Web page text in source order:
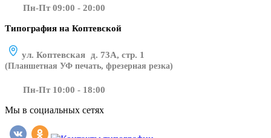
Пн-Пт 09:00 - 20:00
Типография на Коптевской
ул. Коптевская д. 73А, стр. 1
(Планшетная УФ печать, фрезерная резка)
Пн-Пт 10:00 - 18:00
Мы в социальных сетях